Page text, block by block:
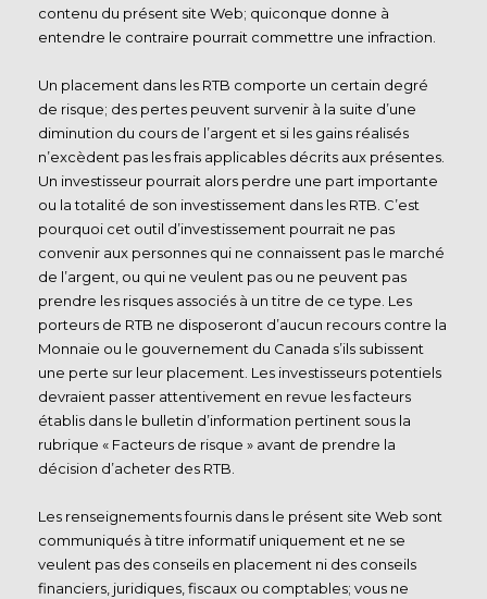
contenu du présent site Web; quiconque donne à
entendre le contraire pourrait commettre une infraction.
Un placement dans les RTB comporte un certain degré
de risque; des pertes peuvent survenir à la suite d’une
diminution du cours de l’argent et si les gains réalisés
n’excèdent pas les frais applicables décrits aux présentes.
Un investisseur pourrait alors perdre une part importante
ou la totalité de son investissement dans les RTB. C’est
pourquoi cet outil d’investissement pourrait ne pas
convenir aux personnes qui ne connaissent pas le marché
de l’argent, ou qui ne veulent pas ou ne peuvent pas
prendre les risques associés à un titre de ce type. Les
porteurs de RTB ne disposeront d’aucun recours contre la
Monnaie ou le gouvernement du Canada s’ils subissent
une perte sur leur placement. Les investisseurs potentiels
devraient passer attentivement en revue les facteurs
établis dans le bulletin d’information pertinent sous la
rubrique « Facteurs de risque » avant de prendre la
décision d’acheter des RTB.
Les renseignements fournis dans le présent site Web sont
communiqués à titre informatif uniquement et ne se
veulent pas des conseils en placement ni des conseils
financiers, juridiques, fiscaux ou comptables; vous ne